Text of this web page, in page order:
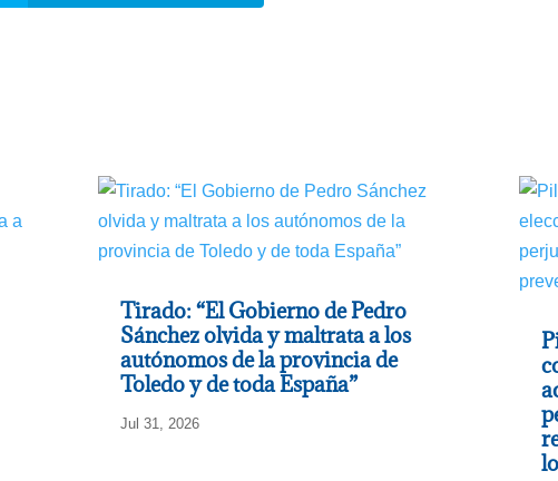
Tirado: “El Gobierno de Pedro
Sánchez olvida y maltrata a los
autónomos de la provincia de
Toledo y de toda España”
Jul 31, 2026